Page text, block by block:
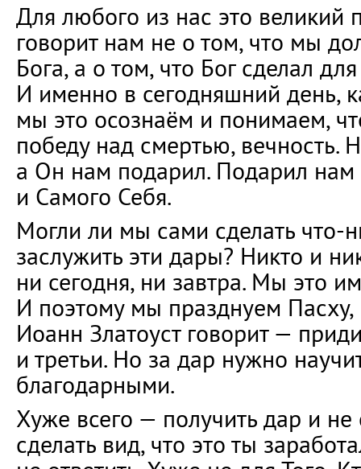
Для любого из нас это великий
говорит нам не о том, что мы
Бога, а о том, что Бог сделал
И именно в сегодняшний день,
мы это осознаём и понимаем,
победу над смертью, вечность.
а Он нам подарил. Подарил нам
и Самого Себя.
Могли ли мы сами сделать что-
заслужить эти дары? Никто и
ни сегодня, ни завтра. Мы это
И поэтому мы празднуем Пасху,
Иоанн Златоуст говорит —
и третьи. Но за дар нужно
благодарными.
Хуже всего — получить дар и не
сделать вид, что это ты